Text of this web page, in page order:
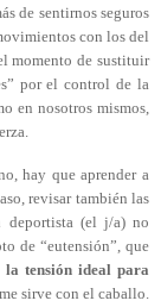
de sentirnos seguros
con los del
momento de sustituir
por el control de la
en nosotros mismos,
hay que aprender a
revisar también las
deportista (el j/a) no
de “eutensión”, que
la tensión ideal para
sirve con el caballo.